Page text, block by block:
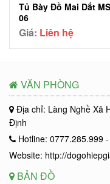
Tủ Bày Đồ Mai Dắt
06
Giá: Liên hệ
VĂN PHÒNG
Địa chỉ: Làng Nghề Xã
Định
Hotline: 0777.285.999
Website: http://
BẢN ĐỒ